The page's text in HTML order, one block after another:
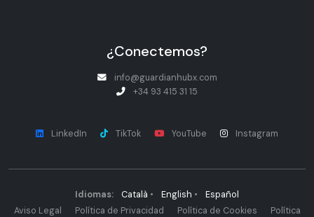
¿Conectemos?
info@guardianhubx.com
+34 93 415 31 15
LinkedIn TikTok YouTube Instagram
Idiomas: Català • English •
Español
Aviso Legal
Política de Privacidad Política de Cookies
Política